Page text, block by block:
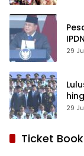
29
29
Ticket